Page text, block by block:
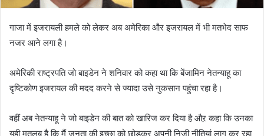
गाजा में इजरायली हमले को लेकर अब अमेरिका और इजरायल में भी मतभेद साफ
नजर आने लगा है।
अमेरिकी राष्ट्रपति जो बाइडेन ने शनिवार को कहा था कि बेंजामिन नेतन्याहू का
दृष्टिकोण इजरायल की मदद करने से ज्यादा उसे नुकसान पहुंचा रहा है।
वहीं अब नेतन्याहू ने जो बाइडेन की बात को खारिज कर दिया है औऱ कहा कि उनका
यही मतलब है कि मैं जनता की इच्छा को छोड़कर अपनी निजी नीतियां लागू कर रहा